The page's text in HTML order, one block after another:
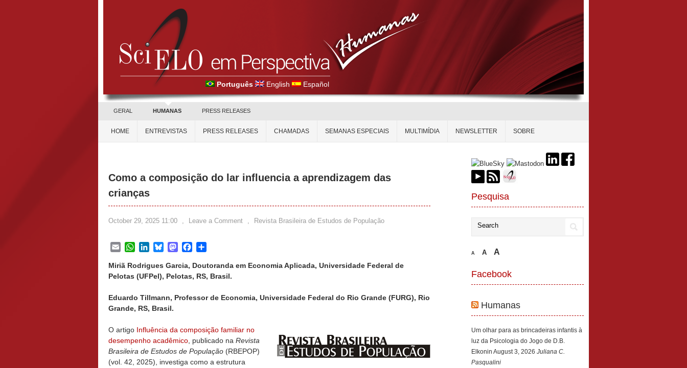
Português English Español
GERAL HUMANAS PRESS RELEASES
HOME ENTREVISTAS PRESS RELEASES CHAMADAS SEMANAS ESPECIAIS MULTIMÍDIA NEWSLETTER SOBRE
Como a composição do lar influencia a aprendizagem das
crianças
October 29, 2025 11:00 , Leave a Comment , Revista Brasileira de Estudos de População
EmailWhatsApp
LinkedInBlueskyMastodonFacebook
Miriã Rodrigues Garcia, Doutoranda em Economia Aplicada, Universidade Federal de
Pelotas (UFPel), Pelotas, RS, Brasil.
Eduardo Tillmann, Professor de Economia, Universidade Federal do Rio Grande (FURG), Rio
Grande, RS, Brasil.
O artigo Influência da composição familiar no
desempenho acadêmico , publicado na Revista
Brasileira de Estudos de População (RBEPOP)
(vol. 42, 2025), investiga como a estrutura
Pesquisa
A A A
Facebook
Humanas
Um olhar para as brincadeiras infantis à
luz da Psicologia do Jogo de D.B.
Elkonin August 3, 2026 Juliana C.
Pasqualini